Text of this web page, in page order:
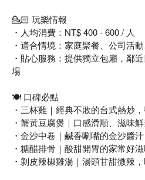
💁🏻 玩樂情報
・人均消費：NT$ 400 - 600 / 人
・適合情境：家庭聚餐、公司活
・貼心服務：提供獨立包廂，鄰
場
🍽️ 口碑必點
・三杯雞｜經典不敗的台式熱炒，
・蟹黃豆腐煲｜口感滑順、滋味
・金沙中卷｜鹹香唰嘴的金沙醬
・糖醋排骨｜酸甜開胃的家常好滋
・剝皮辣椒雞湯｜湯頭甘甜微辣